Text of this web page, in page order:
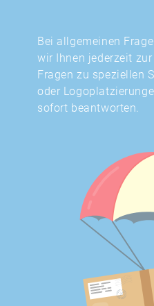
Bei allgemeinen
wir Ihnen jederzeit
Fragen zu speziellen
oder
sofort beantworten.